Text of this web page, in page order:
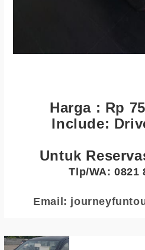
Harga : Rp
Include:
Untuk
Tlp/WA: 0821
Email: